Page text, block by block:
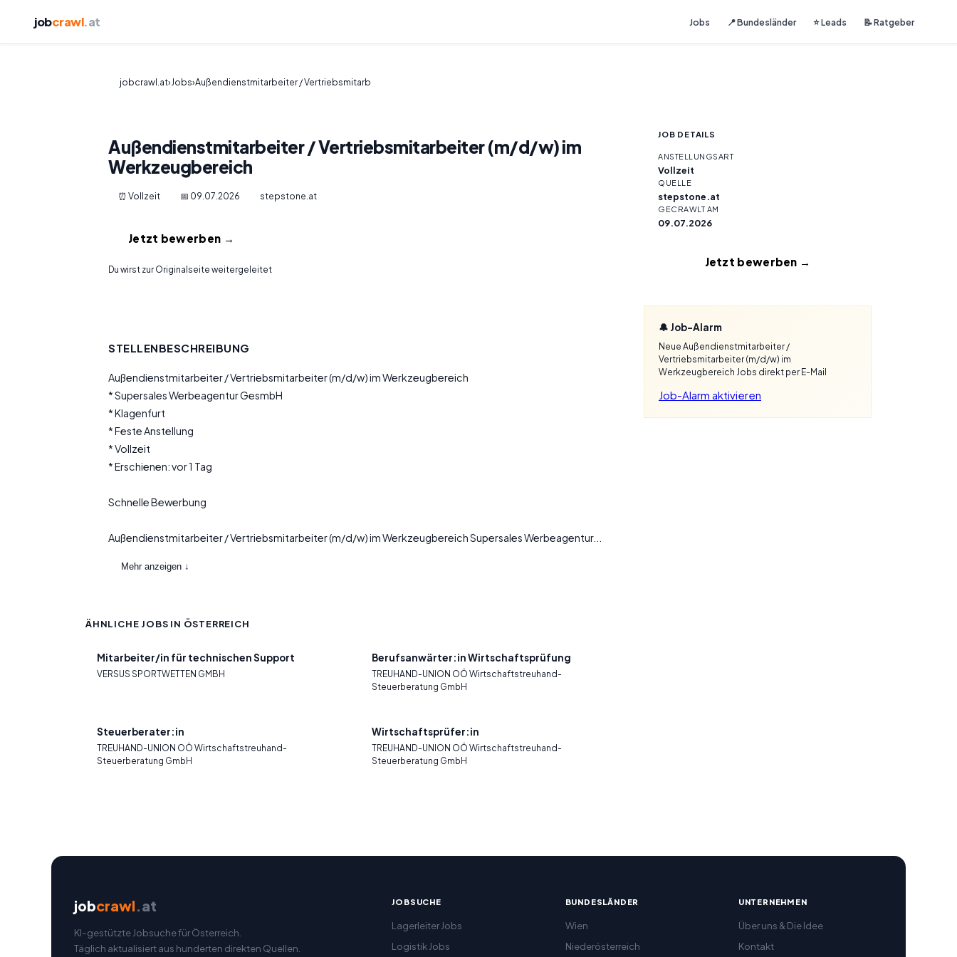
jobcrawl.at Jobs 📍 Bundesländer ⭐ Leads 📝 Ratgeber
jobcrawl.at›Jobs›Außendienstmitarbeiter / Vertriebsmitarb
Außendienstmitarbeiter / Vertriebsmitarbeiter (m/d/w) im
Werkzeugbereich
⏰ Vollzeit 📅 09.07.2026 stepstone.at
Jetzt bewerben →
Du wirst zur Originalseite weitergeleitet
STELLENBESCHREIBUNG
Außendienstmitarbeiter / Vertriebsmitarbeiter (m/d/w) im Werkzeugbereich
* Supersales Werbeagentur GesmbH
* Klagenfurt
* Feste Anstellung
* Vollzeit
* Erschienen: vor 1 Tag
Schnelle Bewerbung
Außendienstmitarbeiter / Vertriebsmitarbeiter (m/d/w) im Werkzeugbereich Supersales Werbeagentur...
Mehr anzeigen ↓
ÄHNLICHE JOBS IN ÖSTERREICH
Mitarbeiter/in für technischen Support
VERSUS SPORTWETTEN GMBH
Berufsanwärter:in Wirtschaftsprüfung
TREUHAND-UNION OÖ Wirtschaftstreuhand-
Steuerberatung GmbH
Steuerberater:in
TREUHAND-UNION OÖ Wirtschaftstreuhand-
Steuerberatung GmbH
Wirtschaftsprüfer:in
TREUHAND-UNION OÖ Wirtschaftstreuhand-
Steuerberatung GmbH
JOB DETAILS
ANSTELLUNGSART
Vollzeit
QUELLE
stepstone.at
GECRAWLT AM
09.07.2026
Jetzt bewerben →
🔔 Job-Alarm
Neue Außendienstmitarbeiter /
Vertriebsmitarbeiter (m/d/w) im
Werkzeugbereich Jobs direkt per E-Mail
Job-Alarm aktivieren
jobcrawl.at
KI-gestützte Jobsuche für Österreich.
Täglich aktualisiert aus hunderten direkten Quellen.
JOBSUCHE
Lagerleiter Jobs
Logistik Jobs
BUNDESLÄNDER
Wien
Niederösterreich
UNTERNEHMEN
Über uns & Die Idee
Kontakt